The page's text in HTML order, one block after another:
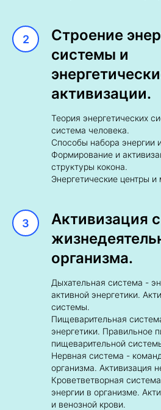
Строение
системы и
активизации.
Теория энергетических
система человека.
Способы набора энергии
Формирование и
структуры кокона.
Энергетические центры
Активизация
организма.
Дыхательная система -
активной энергетики.
системы.
Пищеварительная
энергетики. Правильное
пищеварительной
Нервная система -
организма. Активизация
Кроветветворная
энергии в организме.
и венозной крови.